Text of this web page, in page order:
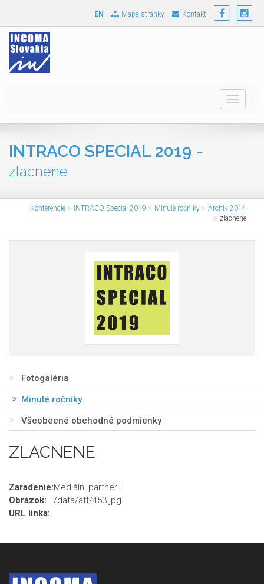
EN Mapa stránky Kontakt
Toggle
INTRACO SPECIAL 2019 -
zlacnene
Konferencie INTRACO Special 2019 Minulé ročníky
Archiv 2014
zlacnene
Fotogaléria
Minulé ročníky
Všeobecné obchodné podmienky
ZLACNENE
Zaradenie:Mediálni partneri
Obrázok:
/data/att/453.jpg
URL linka: